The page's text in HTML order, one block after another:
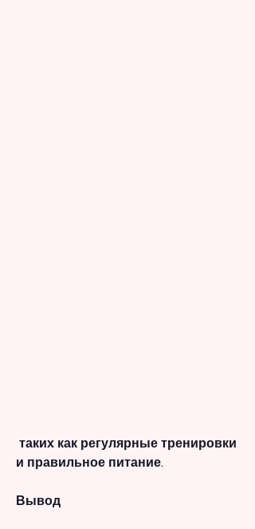
и правильное питание.
Вывод